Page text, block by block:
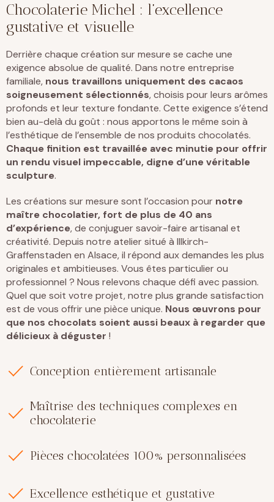
Chocolaterie Michel : l’excellence
gustative et visuelle
Derrière chaque création sur mesure se cache une
exigence absolue de qualité. Dans notre entreprise
familiale, nous travaillons uniquement des cacaos
soigneusement sélectionnés, choisis pour leurs arômes
profonds et leur texture fondante. Cette exigence s’étend
bien au-delà du goût : nous apportons le même soin à
l’esthétique de l’ensemble de nos produits chocolatés.
Chaque finition est travaillée avec minutie pour offrir
un rendu visuel impeccable, digne d’une véritable
sculpture.
Les créations sur mesure sont l’occasion pour notre
maître chocolatier, fort de plus de 40 ans
d’expérience, de conjuguer savoir-faire artisanal et
créativité. Depuis notre atelier situé à Illkirch-
Graffenstaden en Alsace, il répond aux demandes les plus
originales et ambitieuses. Vous êtes particulier ou
professionnel ? Nous relevons chaque défi avec passion.
Quel que soit votre projet, notre plus grande satisfaction
est de vous offrir une pièce unique. Nous œuvrons pour
que nos chocolats soient aussi beaux à regarder que
délicieux à déguster !
Conception entièrement artisanale
Maîtrise des techniques complexes en
chocolaterie
Pièces chocolatées 100% personnalisées
Excellence esthétique et gustative